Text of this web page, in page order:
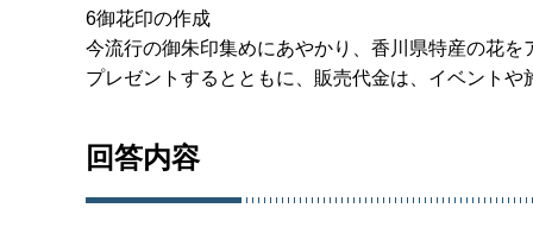
6御花印の作成
今流行の御朱印集めにあやかり、香川県特産の花
プレゼントするとともに、販売代金は、イベント
回答内容